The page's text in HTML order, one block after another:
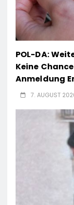
POL-DA:
Keine
Anmeldung
7. AUGUST